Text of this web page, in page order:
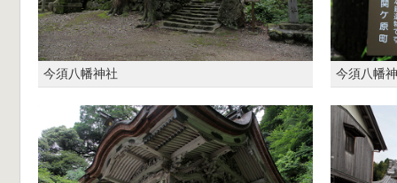
今須八幡神社 今須八幡